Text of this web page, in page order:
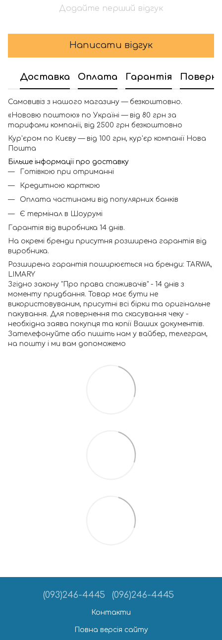
Додайте перший відгук
Написати відгук
Доставка Оплата Гарантія
Самовивіз з нашого магазину — безкоштовно.
«Нововю поштою» по Україні — від 80 грн за
тарифами компанії, від 2500 грн безкоштовно
Кур'єром по Києву — від 100 грн, кур'єр компанії Нова
Пошта
Більше інформації про доставку
Готівкою при отриманні
Кредитною карткою
Оплата частинами від популярних банків
Є термінал в Шоурумі
Гарантія від виробника 14 днів.
На окремі бренди присутня розширена гарантія від
виробника.
Розширена гарантія поширюється на бренди: TARWA,
LIMARY
Згідно закону "Про права споживачів" - 14 днів з
моменту придбання. Товар має бути не
використовуваним, присутні всі бірки та оригінальне
пакування. Для повернення та скасування чеку -
необхідна заява покупця та копії Ваших документів.
Зателефонуйте або пишіть нам у вайбер, телеграм,
на пошту і ми вам допоможемо
(093)246-4445 (096)246-4445
Контакти
Повна версія сайту